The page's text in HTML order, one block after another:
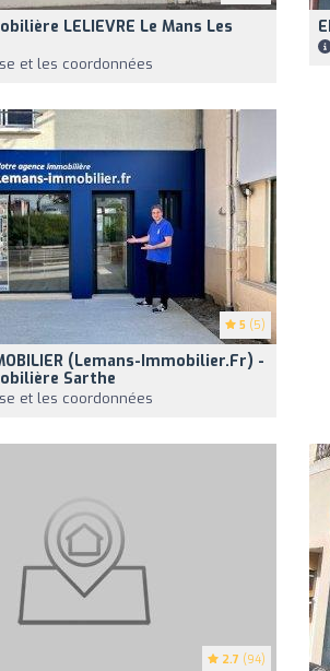
LELIEVRE Le Mans Les
et les coordonnées
5 (5)
(lemans-Immobilier.fr) -
Sarthe
et les coordonnées
2.7 (94)